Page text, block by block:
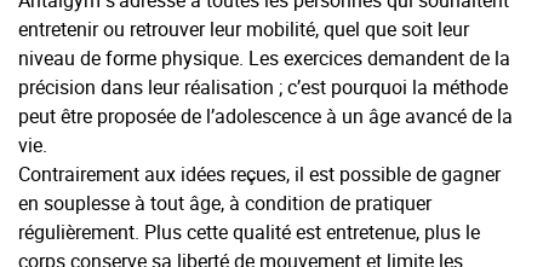
entretenir ou retrouver leur mobilité, quel que soit leur
niveau de forme physique. Les exercices demandent de la
précision dans leur réalisation ; c’est pourquoi la méthode
peut être proposée de l’adolescence à un âge avancé de la
vie.
Contrairement aux idées reçues, il est possible de gagner
en souplesse à tout âge, à condition de pratiquer
régulièrement. Plus cette qualité est entretenue, plus le
corps conserve sa liberté de mouvement et limite les